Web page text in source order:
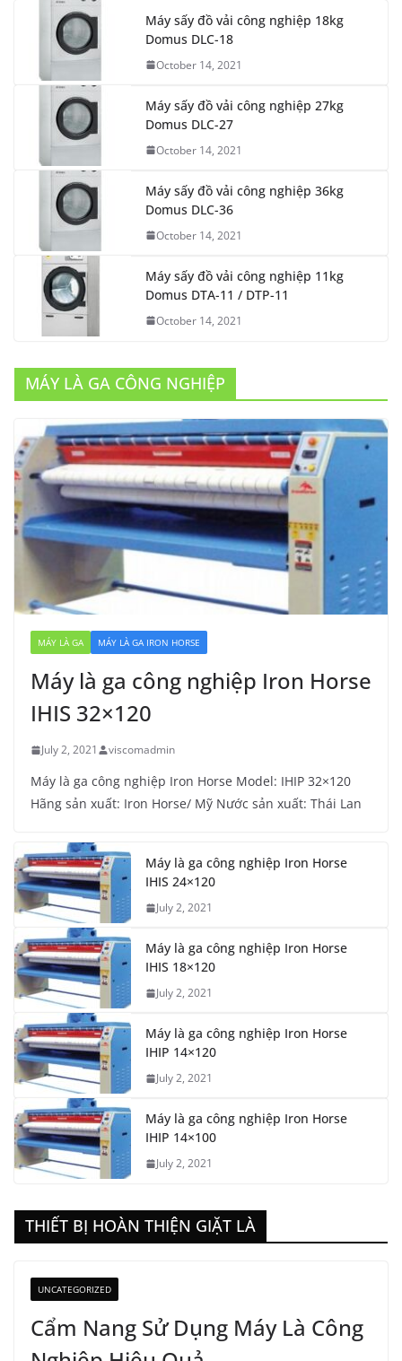
Máy sấy đồ vải công nghiệp 18kg
Domus DLC-18
October 14, 2021
Máy sấy đồ vải công nghiệp 27kg
Domus DLC-27
October 14, 2021
Máy sấy đồ vải công nghiệp 36kg
Domus DLC-36
October 14, 2021
Máy sấy đồ vải công nghiệp 11kg
Domus DTA-11 / DTP-11
October 14, 2021
MÁY LÀ GA CÔNG NGHIỆP
MÁY LÀ GA MÁY LÀ GA IRON HORSE
Máy là ga công nghiệp Iron Horse
IHIS 32×120
July 2, 2021 viscomadmin
Máy là ga công nghiệp Iron Horse Model: IHIP 32×120
Hãng sản xuất: Iron Horse/ Mỹ Nước sản xuất: Thái Lan
Máy là ga công nghiệp Iron Horse
IHIS 24×120
July 2, 2021
Máy là ga công nghiệp Iron Horse
IHIS 18×120
July 2, 2021
Máy là ga công nghiệp Iron Horse
IHIP 14×120
July 2, 2021
Máy là ga công nghiệp Iron Horse
IHIP 14×100
July 2, 2021
THIẾT BỊ HOÀN THIỆN GIẶT LÀ
UNCATEGORIZED
Cẩm Nang Sử Dụng Máy Là Công